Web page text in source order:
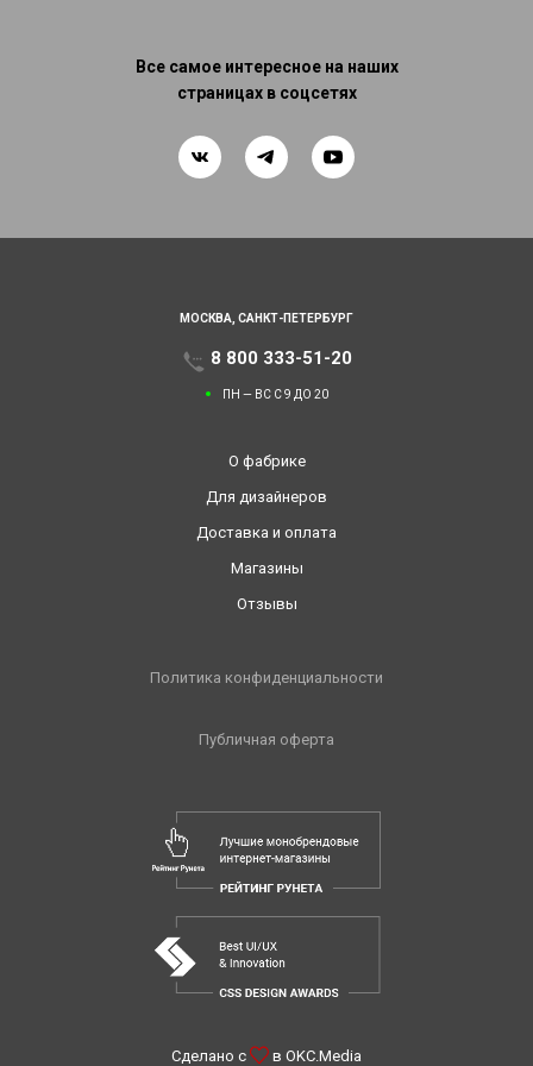
Все самое интересное на наших
страницах в соцсетях
МОСКВА, САНКТ-ПЕТЕРБУРГ
8 800 333-51-20
ПН — ВС С 9 ДО 20
О фабрике
Для дизайнеров
Доставка и оплата
Магазины
Отзывы
Политика конфиденциальности
Публичная оферта
Сделано с в OKC.Media